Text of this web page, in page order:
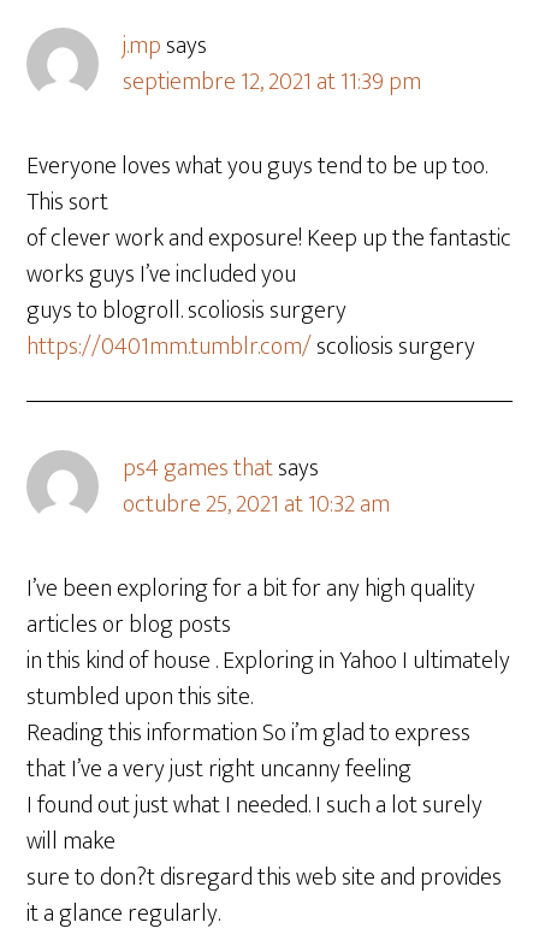
j.mpsays
septiembre 12, 2021 at 11:39 pm
Everyone loves what you guys tend to be up too.
This sort
of clever work and exposure! Keep up the fantastic
works guys I’ve included you
guys to blogroll. scoliosis surgery
https://0401mm.tumblr.com/scoliosis surgery
ps4 games thatsays
octubre 25, 2021 at 10:32 am
I’ve been exploring for a bit for any high quality
articles or blog posts
in this kind of house . Exploring in Yahoo I ultimately
stumbled upon this site.
Reading this information So i’m glad to express
that I’ve a very just right uncanny feeling
I found out just what I needed. I such a lot surely
will make
sure to don?t disregard this web site and provides
it a glance regularly.